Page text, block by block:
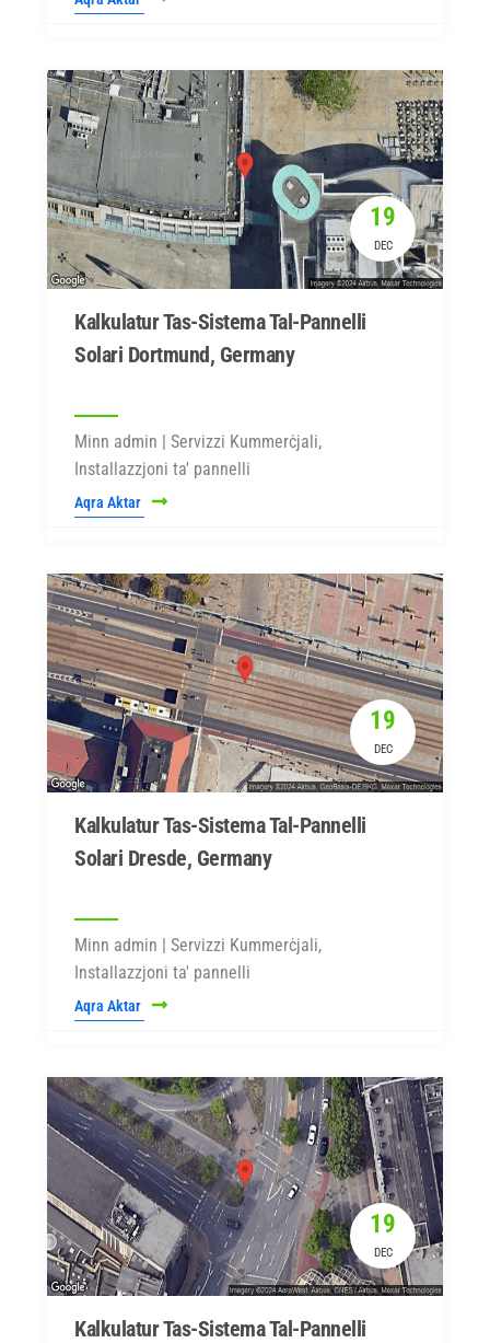
19
DEC
Kalkulatur Tas-Sistema Tal-Pannelli
Solari Dortmund, Germany
Minn admin | Servizzi Kummerċjali,
Installazzjoni ta' pannelli
Aqra Aktar
19
DEC
Kalkulatur Tas-Sistema Tal-Pannelli
Solari Dresde, Germany
Minn admin | Servizzi Kummerċjali,
Installazzjoni ta' pannelli
Aqra Aktar
19
DEC
Kalkulatur Tas-Sistema Tal-Pannelli